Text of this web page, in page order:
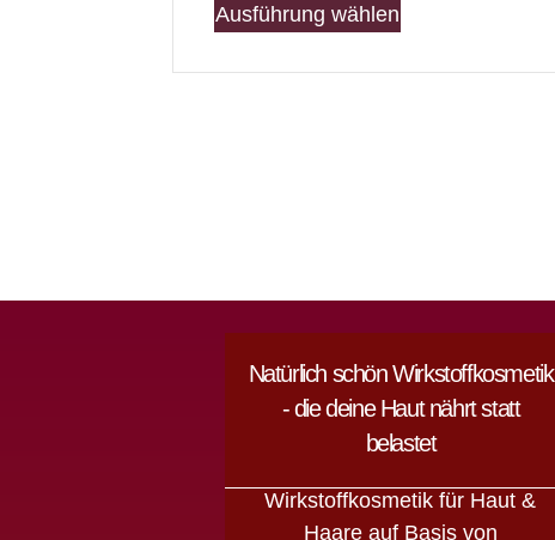
Ausführung wählen
Natürlich schön Wirkstoffkosmetik
- die deine Haut nährt statt
belastet
Wirkstoffkosmetik für Haut &
Haare auf Basis von